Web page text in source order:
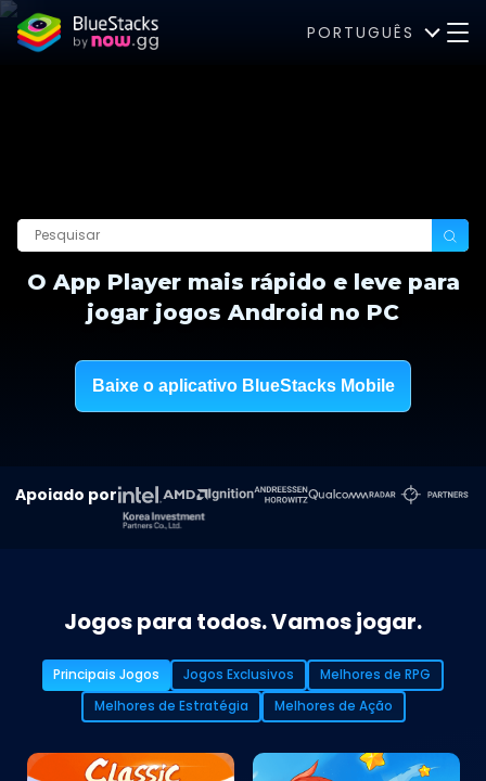
PORTUGUÊS
O App Player mais rápido e leve para
jogar jogos Android no PC
Baixe o aplicativo BlueStacks Mobile
Apoiado por
Jogos para todos. Vamos jogar.
Principais Jogos Jogos Exclusivos
Melhores de RPG
Melhores de Estratégia
Melhores de Ação